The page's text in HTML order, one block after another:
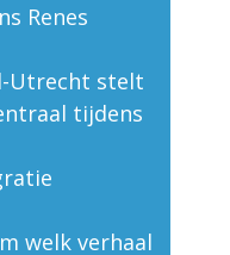
Renes
Utrecht stelt
tijdens
welk verhaal